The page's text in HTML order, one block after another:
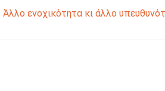
Άλλο ενοχικότητα κι άλλο